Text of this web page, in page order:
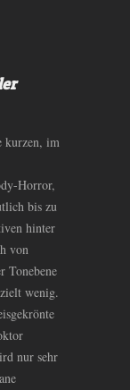
kurzen, im
Horror,
bis zu
hinter
von
Tonebene
wenig.
nur sehr